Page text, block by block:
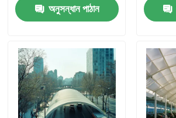
বাড়ি
পণ্য
আমাদের সম্পর্কে
অনুসন্ধান পাঠান